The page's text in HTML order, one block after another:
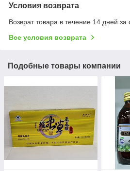
Условия возврата
Возврат товара в течение 14 дней за
Все условия возврата
Подобные товары компании